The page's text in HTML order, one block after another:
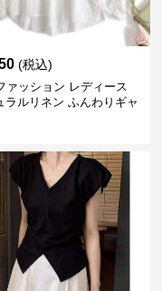
(税込)
ァッション レディース
ラルリネン ふんわりギャ